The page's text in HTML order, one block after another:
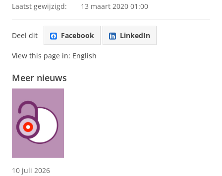
Laatst gewijzigd: 13 maart 2020 01:00
Deel dit Facebook LinkedIn
View this page in: English
Meer nieuws
10 juli 2026